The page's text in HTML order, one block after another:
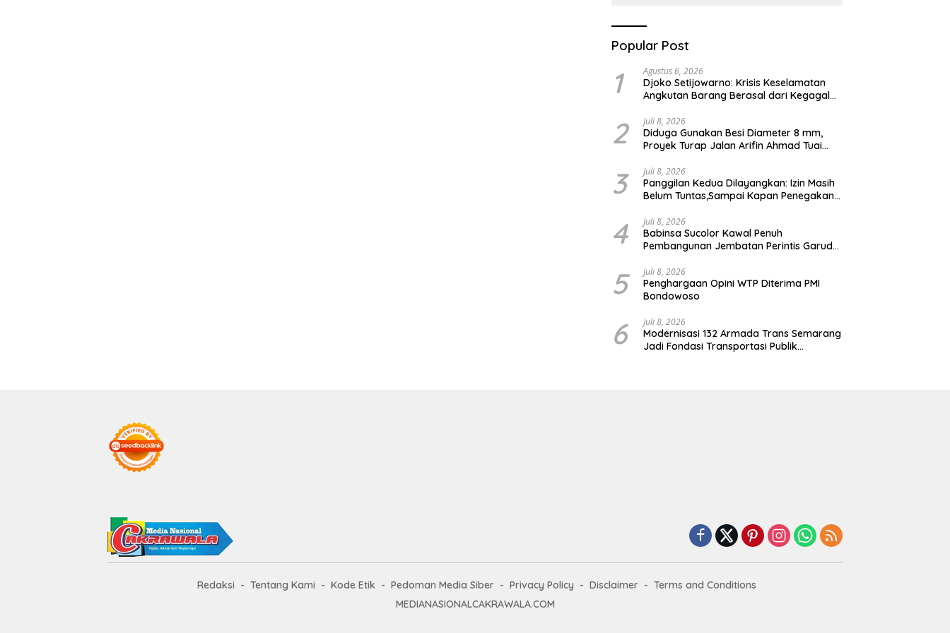
Popular Post
1 Agustus 6, 2026
Djoko Setijowarno: Krisis Keselamatan
Angkutan Barang Berasal dari Kegagalan
2 Juli 8, 2026
Diduga Gunakan Besi Diameter 8 mm,
Proyek Turap Jalan Arifin Ahmad Tuai
3 Juli 8, 2026
Panggilan Kedua Dilayangkan: Izin Masih
Belum Tuntas,Sampai Kapan Penegakan
Pembinaan
4 Juli 8, 2026
Babinsa Sucolor Kawal Penuh
Pembangunan Jembatan Perintis Garuda
5 Juli 8, 2026
Penghargaan Opini WTP Diterima PMI
Bondowoso
6 Juli 8, 2026
Modernisasi 132 Armada Trans Semarang
Jadi Fondasi Transportasi Publik
Redaksi Tentang Kami Kode Etik Pedoman Media Siber Privacy Policy Disclaimer
Terms and Conditions
MEDIANASIONALCAKRAWALA.COM